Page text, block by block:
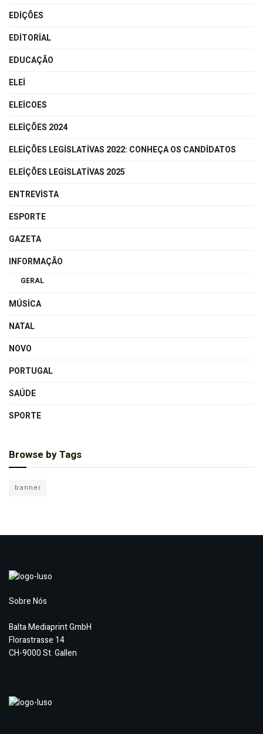
EDIÇÕES
EDITORIAL
EDUCAÇÃO
ELEI
ELEICOES
ELEIÇÕES 2024
ELEIÇÕES LEGISLATIVAS 2022: CONHEÇA OS CANDIDATOS
ELEIÇÕES LEGISLATIVAS 2025
ENTREVISTA
ESPORTE
GAZETA
INFORMAÇÃO
GERAL
MÚSICA
NATAL
NOVO
PORTUGAL
SAÚDE
SPORTE
Browse by Tags
banner
Sobre Nós
Balta Mediaprint GmbH
Florastrasse 14
CH-9000 St. Gallen